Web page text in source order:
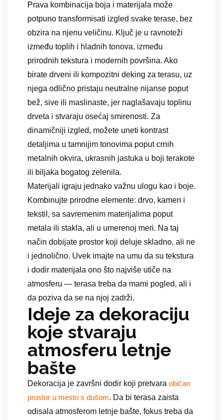
Prava kombinacija boja i materijala može
potpuno transformisati izgled svake terase, bez
obzira na njenu veličinu. Ključ je u ravnoteži
između toplih i hladnih tonova, između
prirodnih tekstura i modernih površina. Ako
birate drveni ili kompozitni deking za terasu, uz
njega odlično pristaju neutralne nijanse poput
bež, sive ili maslinaste, jer naglašavaju toplinu
drveta i stvaraju osećaj smirenosti. Za
dinamičniji izgled, možete uneti kontrast
detaljima u tamnijim tonovima poput crnih
metalnih okvira, ukrasnih jastuka u boji terakote
ili biljaka bogatog zelenila.
Materijali igraju jednako važnu ulogu kao i boje.
Kombinujte prirodne elemente: drvo, kamen i
tekstil, sa savremenim materijalima poput
metala ili stakla, ali u umerenoj meri. Na taj
način dobijate prostor koji deluje skladno, ali ne
i jednolično. Uvek imajte na umu da su tekstura
i dodir materijala ono što najviše utiče na
atmosferu — terasa treba da mami pogled, ali i
da poziva da se na njoj zadrži.
Ideje za dekoraciju
koje stvaraju
atmosferu letnje
bašte
Dekoracija je završni dodir koji pretvara običan
prostor u mesto s dušom. Da bi terasa zaista
odisala atmosferom letnje bašte, fokus treba da